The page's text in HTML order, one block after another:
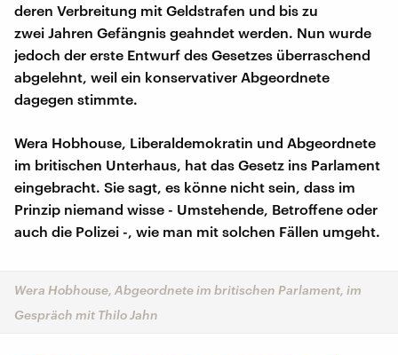
deren Verbreitung mit Geldstrafen und bis zu
zwei Jahren Gefängnis geahndet werden. Nun wurde
jedoch der erste Entwurf des Gesetzes überraschend
abgelehnt, weil ein konservativer Abgeordnete
dagegen stimmte.
Wera Hobhouse, Liberaldemokratin und Abgeordnete
im britischen Unterhaus, hat das Gesetz ins Parlament
eingebracht. Sie sagt, es könne nicht sein, dass im
Prinzip niemand wisse - Umstehende, Betroffene oder
auch die Polizei -, wie man mit solchen Fällen umgeht.
Wera Hobhouse, Abgeordnete im britischen Parlament, im
Gespräch mit Thilo Jahn